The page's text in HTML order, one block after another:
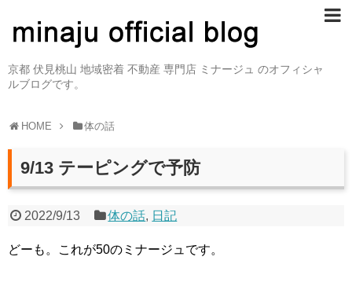
京都 伏見桃山 地域密着 不動産 専門店 ミナージュ のオフィシャ
ルブログです。
HOME 体の話
9/13 テーピングで予防
2022/9/13 体の話, 日記
どーも。これが50のミナージュです。